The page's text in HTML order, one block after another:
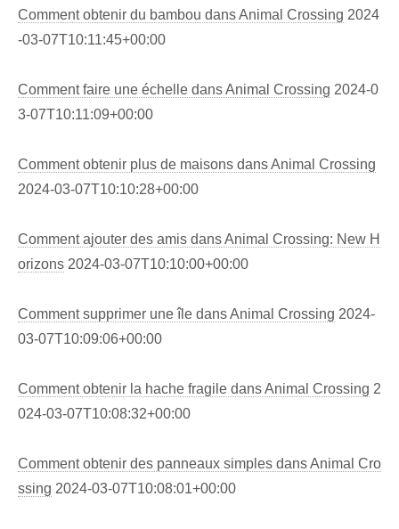
Comment obtenir du bambou dans Animal Crossing 2024
-03-07T10:11:45+00:00
Comment faire une échelle dans Animal Crossing 2024-0
3-07T10:11:09+00:00
Comment obtenir plus de maisons dans Animal Crossing
2024-03-07T10:10:28+00:00
Comment ajouter des amis dans Animal Crossing: New H
orizons 2024-03-07T10:10:00+00:00
Comment supprimer une île dans Animal Crossing 2024-
03-07T10:09:06+00:00
Comment obtenir la hache fragile dans Animal Crossing 2
024-03-07T10:08:32+00:00
Comment obtenir des panneaux simples dans Animal Cro
ssing 2024-03-07T10:08:01+00:00